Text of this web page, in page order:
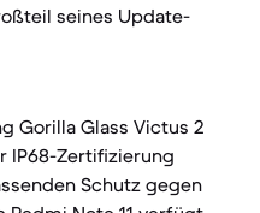
seines Update-
Gorilla Glass Victus 2
IP68-Zertifizierung
Schutz gegen